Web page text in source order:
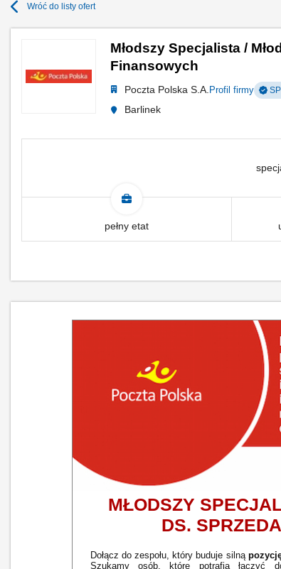
Wróć do listy ofert
Młodszy Specjalista /
Finansowych
Poczta Polska S.A. Profil firmy
Barlinek
pełny etat
MŁODSZY
DS.
Dołącz do zespołu, który buduje silną
Szukamy osób, które potrafią łączyć